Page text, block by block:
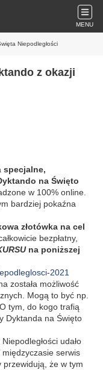
MENU
Niepodległości
z okazji
specjalne,
na Święto
w 100% online.
bardziej pokaźna
złotówka na cel
bezpłatny,
na poniższej
2021
została możliwość
Mogą to być np.
tym, do kogo trafią
Dyktanda na Święto
udało
serwis
przewidują, że w tym